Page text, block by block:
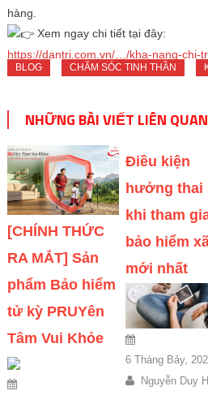
hàng.
Xem ngay chi tiết tại đây:
https://dantri.com.vn/…/kha-nang-chi-
BLOG CHĂM SÓC TINH THẦN
NHỮNG BÀI VIẾT LIÊN QUAN
[CHÍNH THỨC
RA MẮT] Sản
phẩm Bảo hiểm
tử kỳ PRUYên
Tâm Vui Khỏe
Điều kiện
hưởng thai
khi tham
bảo hiểm
mới nhất
6 Tháng Bảy,
Nguyễn Duy